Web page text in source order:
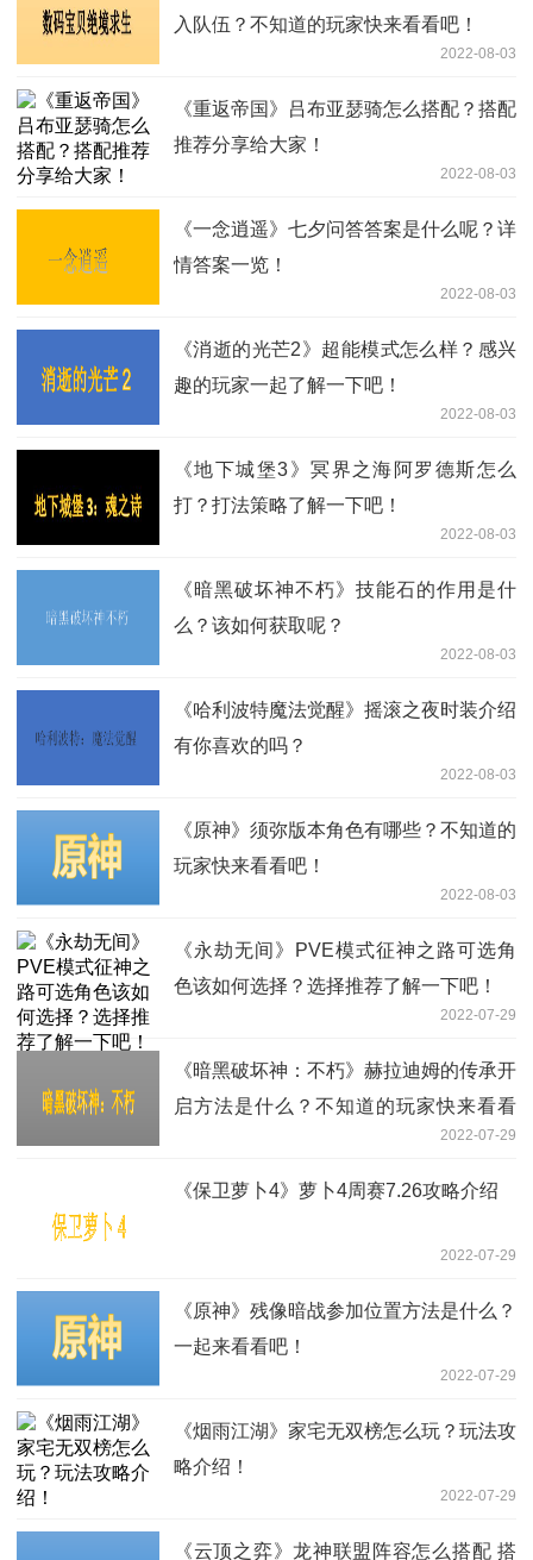
入队伍？不知道的玩家快来看看吧！
2022-08-03
《重返帝国》吕布亚瑟骑怎么搭配？搭配
推荐分享给大家！
2022-08-03
《一念逍遥》七夕问答答案是什么呢？详
情答案一览！
2022-08-03
《消逝的光芒2》超能模式怎么样？感兴
趣的玩家一起了解一下吧！
2022-08-03
《地下城堡3》冥界之海阿罗德斯怎么
打？打法策略了解一下吧！
2022-08-03
《暗黑破坏神不朽》技能石的作用是什
么？该如何获取呢？
2022-08-03
《哈利波特魔法觉醒》摇滚之夜时装介绍
有你喜欢的吗？
2022-08-03
《原神》须弥版本角色有哪些？不知道的
玩家快来看看吧！
2022-08-03
《永劫无间》PVE模式征神之路可选角
色该如何选择？选择推荐了解一下吧！
2022-07-29
《暗黑破坏神：不朽》赫拉迪姆的传承开
启方法是什么？不知道的玩家快来看看
2022-07-29
《保卫萝卜4》萝卜4周赛7.26攻略介绍
2022-07-29
《原神》残像暗战参加位置方法是什么？
一起来看看吧！
2022-07-29
《烟雨江湖》家宅无双榜怎么玩？玩法攻
略介绍！
2022-07-29
《云顶之弈》龙神联盟阵容怎么搭配 搭